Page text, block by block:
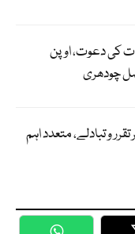
کی دعوت، اوپن
چودھری
و تبادلے، متعدد اہم